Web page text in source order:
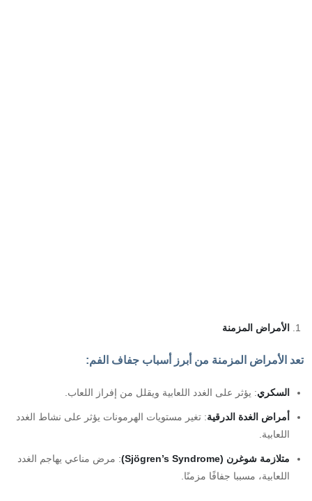
الأمراض المزمنة
تعد الأمراض المزمنة من أبرز أسباب جفاف الفم:
السكري: يؤثر على الغدد اللعابية ويقلل من إفراز اللعاب.
أمراض الغدة الدرقية: تغير مستويات الهرمونات يؤثر على نشاط الغدد
اللعابية.
متلازمة شوغرن (Sjögren’s Syndrome)
: مرض مناعي يهاجم الغدد
اللعابية، مسببا جفافًا مزمنًا.